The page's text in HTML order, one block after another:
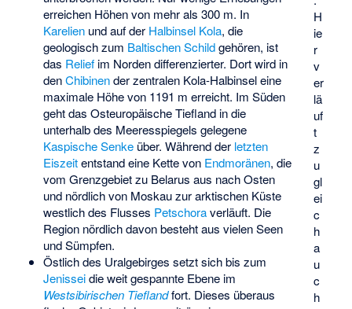
H
ie
r
v
er
lä
uf
t
z
u
gl
ei
c
h
a
u
c
h
erreichen Höhen von mehr als 300 m. In
Karelienund auf der Halbinsel Kola, die
geologisch zum Baltischen Schildgehören, ist
das Reliefim Norden differenzierter. Dort wird in
denChibinender zentralen Kola-Halbinsel eine
maximale Höhe von 1191 m erreicht. Im Süden
geht das Osteuropäische Tiefland in die
unterhalb des Meeresspiegels gelegene
Kaspische Senkeüber. Während der letzten
Eiszeitentstand eine Kette von Endmoränen, die
vom Grenzgebiet zu Belarus aus nach Osten
und nördlich von Moskau zur arktischen Küste
westlich des Flusses Petschoraverläuft. Die
Region nördlich davon besteht aus vielen Seen
und Sümpfen.
Östlich des Uralgebirges setzt sich bis zum
Jenisseidie weit gespannte Ebene im
Westsibirischen Tieflandfort. Dieses überaus